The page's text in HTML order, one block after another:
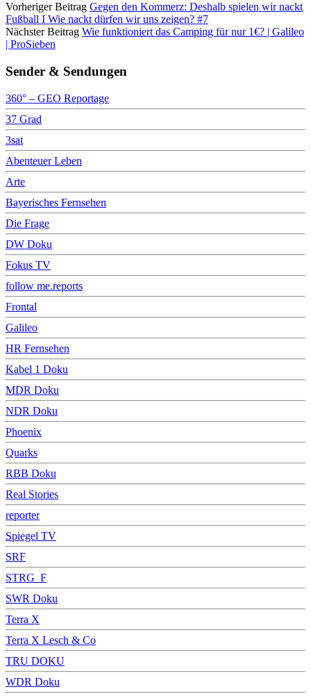
Vorheriger Beitrag Gegen den Kommerz: Deshalb spielen wir nackt
Fußball I Wie nackt dürfen wir uns zeigen? #7
Nächster Beitrag Wie funktioniert das Camping für nur 1€? | Galileo
| ProSieben
Sender & Sendungen
360° – GEO Reportage
37 Grad
3sat
Abenteuer Leben
Arte
Bayerisches Fernsehen
Die Frage
DW Doku
Fokus TV
follow me.reports
Frontal
Galileo
HR Fernsehen
Kabel 1 Doku
MDR Doku
NDR Doku
Phoenix
Quarks
RBB Doku
Real Stories
reporter
Spiegel TV
SRF
STRG_F
SWR Doku
Terra X
Terra X Lesch & Co
TRU DOKU
WDR Doku